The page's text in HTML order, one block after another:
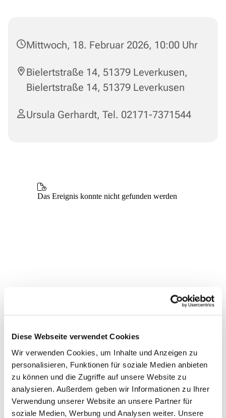
Diese Webseite verwendet Cookies
Wir verwenden Cookies, um Inhalte und Anzeigen zu
personalisieren, Funktionen für soziale Medien anbieten
zu können und die Zugriffe auf unsere Website zu
analysieren. Außerdem geben wir Informationen zu Ihrer
Verwendung unserer Website an unsere Partner für
soziale Medien, Werbung und Analysen weiter. Unsere
Mittwoch, 18. Februar 2026, 10:00 Uhr
Bielertstraße 14, 51379 Leverkusen,
Bielertstraße 14, 51379 Leverkusen
Ursula Gerhardt, Tel. 02171-7371544
Dies könnte Sie auch
interessieren